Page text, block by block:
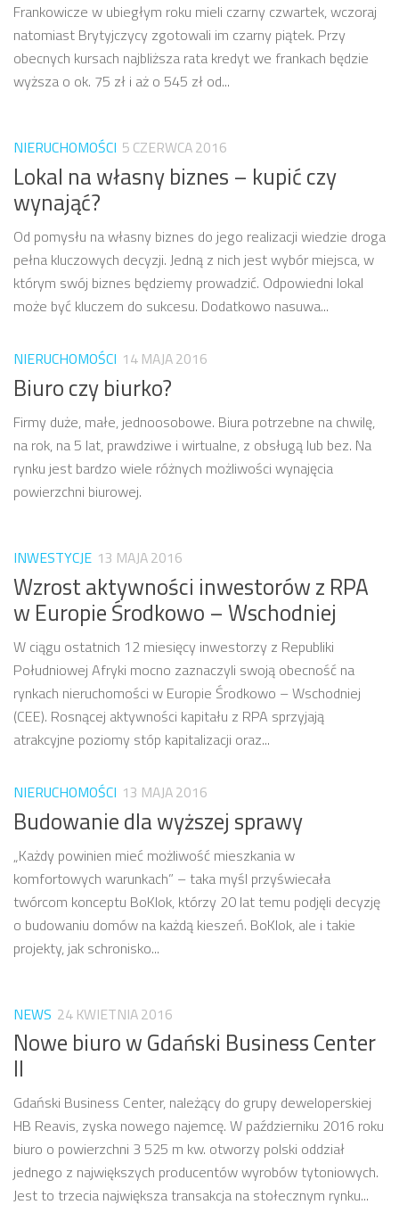
Frankowicze w ubiegłym roku mieli czarny czwartek, wczoraj
natomiast Brytyjczycy zgotowali im czarny piątek. Przy
obecnych kursach najbliższa rata kredyt we frankach będzie
wyższa o ok. 75 zł i aż o 545 zł od...
NIERUCHOMOŚCI 5 CZERWCA 2016
Lokal na własny biznes – kupić czy
wynająć?
Od pomysłu na własny biznes do jego realizacji wiedzie droga
pełna kluczowych decyzji. Jedną z nich jest wybór miejsca, w
którym swój biznes będziemy prowadzić. Odpowiedni lokal
może być kluczem do sukcesu. Dodatkowo nasuwa...
NIERUCHOMOŚCI 14 MAJA 2016
Biuro czy biurko?
Firmy duże, małe, jednoosobowe. Biura potrzebne na chwilę,
na rok, na 5 lat, prawdziwe i wirtualne, z obsługą lub bez. Na
rynku jest bardzo wiele różnych możliwości wynajęcia
powierzchni biurowej.
INWESTYCJE 13 MAJA 2016
Wzrost aktywności inwestorów z RPA
w Europie Środkowo – Wschodniej
W ciągu ostatnich 12 miesięcy inwestorzy z Republiki
Południowej Afryki mocno zaznaczyli swoją obecność na
rynkach nieruchomości w Europie Środkowo – Wschodniej
(CEE). Rosnącej aktywności kapitału z RPA sprzyjają
atrakcyjne poziomy stóp kapitalizacji oraz...
NIERUCHOMOŚCI 13 MAJA 2016
Budowanie dla wyższej sprawy
„Każdy powinien mieć możliwość mieszkania w
komfortowych warunkach” – taka myśl przyświecała
twórcom konceptu BoKlok, którzy 20 lat temu podjęli decyzję
o budowaniu domów na każdą kieszeń. BoKlok, ale i takie
projekty, jak schronisko...
NEWS 24 KWIETNIA 2016
Nowe biuro w Gdański Business Center
II
Gdański Business Center, należący do grupy deweloperskiej
HB Reavis, zyska nowego najemcę. W październiku 2016 roku
biuro o powierzchni 3 525 m kw. otworzy polski oddział
jednego z największych producentów wyrobów tytoniowych.
Jest to trzecia największa transakcja na stołecznym rynku...